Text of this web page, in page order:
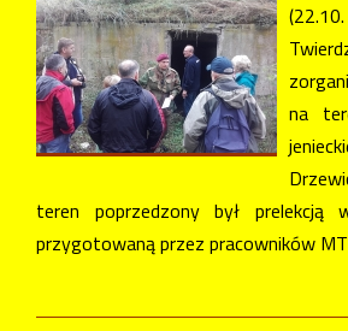
na
teren poprzedzony był prelekcją
przygotowaną przez pracowników